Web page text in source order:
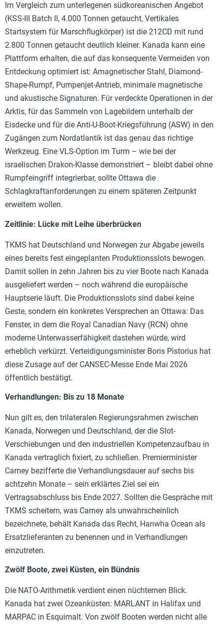
Im Vergleich zum unterlegenen südkoreanischen Angebot
(KSS-III Batch II, 4.000 Tonnen getaucht, Vertikales
Startsystem für Marschflugkörper) ist die 212CD mit rund
2.800 Tonnen getaucht deutlich kleiner. Kanada kann eine
Plattform erhalten, die auf das konsequente Vermeiden von
Entdeckung optimiert ist: Amagnetischer Stahl, Diamond-
Shape-Rumpf, Pumpenjet-Antrieb, minimale magnetische
und akustische Signaturen. Für verdeckte Operationen in der
Arktis, für das Sammeln von Lagebildern unterhalb der
Eisdecke und für die Anti-U-Boot-Kriegsführung (ASW) in den
Zugängen zum Nordatlantik ist das genau das richtige
Werkzeug. Eine VLS-Option im Turm – wie bei der
israelischen Drakon-Klasse demonstriert – bleibt dabei ohne
Rumpfeingriff integrierbar, sollte Ottawa die
Schlagkraftanforderungen zu einem späteren Zeitpunkt
erweitern wollen.
Zeitlinie: Lücke mit Leihe überbrücken
TKMS hat Deutschland und Norwegen zur Abgabe jeweils
eines bereits fest eingeplanten Produktionsslots bewogen.
Damit sollen in zehn Jahren bis zu vier Boote nach Kanada
ausgeliefert werden – noch während die europäische
Hauptserie läuft. Die Produktionsslots sind dabei keine
Geste, sondern ein konkretes Versprechen an Ottawa: Das
Fenster, in dem die Royal Canadian Navy (RCN) ohne
moderne Unterwasserfähigkeit dastehen würde, wird
erheblich verkürzt. Verteidigungsminister Boris Pistorius hat
diese Zusage auf der CANSEC-Messe Ende Mai 2026
öffentlich bestätigt.
Verhandlungen: Bis zu 18 Monate
Nun gilt es, den trilateralen Regierungsrahmen zwischen
Kanada, Norwegen und Deutschland, der die Slot-
Verschiebungen und den industriellen Kompetenzaufbau in
Kanada vertraglich fixiert, zu schließen. Premierminister
Carney bezifferte die Verhandlungsdauer auf sechs bis
achtzehn Monate – sein erklärtes Ziel sei ein
Vertragsabschluss bis Ende 2027. Sollten die Gespräche mit
TKMS scheitern, was Carney als unwahrscheinlich
bezeichnete, behält Kanada das Recht, Hanwha Ocean als
Ersatzlieferanten zu benennen und in Verhandlungen
einzutreten.
Zwölf Boote, zwei Küsten, ein Bündnis
Die NATO-Arithmetik verdient einen nüchternen Blick.
Kanada hat zwei Ozeanküsten: MARLANT in Halifax und
MARPAC in Esquimalt. Von zwölf Booten werden nicht alle